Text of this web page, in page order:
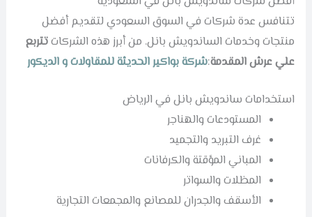
تتنافس عدة شركات في السوق السعودي لتقديم أفضل
منتجات وخدمات الساندويش بانل. من أبرز هذه الشركاتتتربع
علي عرش المقدمة:شركة بواكير الحديثة للمقاولات و الديكور
استخدامات ساندويش بانل في الرياض
المستودعات والهناجر
غرف التبريد والتجميد
المباني المؤقتة والكرفانات
المظلات والسواتر
الأسقف والجدران للمصانع والمجمعات التجارية